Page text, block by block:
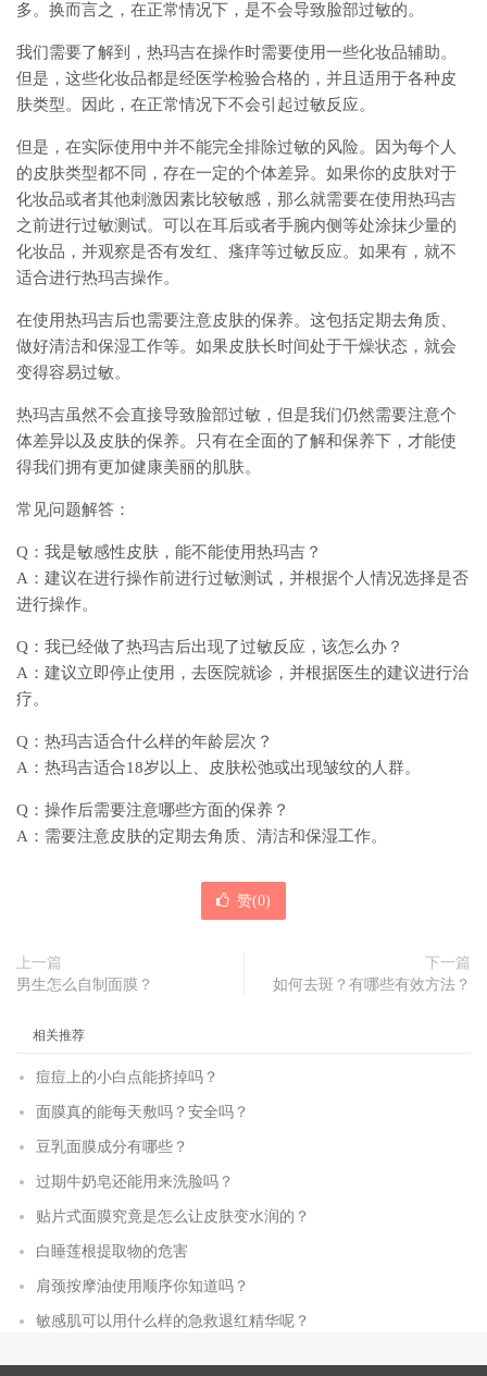
多。换而言之，在正常情况下，是不会导致脸部过敏的。
我们需要了解到，热玛吉在操作时需要使用一些化妆品辅助。
但是，这些化妆品都是经医学检验合格的，并且适用于各种皮
肤类型。因此，在正常情况下不会引起过敏反应。
但是，在实际使用中并不能完全排除过敏的风险。因为每个人
的皮肤类型都不同，存在一定的个体差异。如果你的皮肤对于
化妆品或者其他刺激因素比较敏感，那么就需要在使用热玛吉
之前进行过敏测试。可以在耳后或者手腕内侧等处涂抹少量的
化妆品，并观察是否有发红、瘙痒等过敏反应。如果有，就不
适合进行热玛吉操作。
在使用热玛吉后也需要注意皮肤的保养。这包括定期去角质、
做好清洁和保湿工作等。如果皮肤长时间处于干燥状态，就会
变得容易过敏。
热玛吉虽然不会直接导致脸部过敏，但是我们仍然需要注意个
体差异以及皮肤的保养。只有在全面的了解和保养下，才能使
得我们拥有更加健康美丽的肌肤。
常见问题解答：
Q：我是敏感性皮肤，能不能使用热玛吉？
A：建议在进行操作前进行过敏测试，并根据个人情况选择是否
进行操作。
Q：我已经做了热玛吉后出现了过敏反应，该怎么办？
A：建议立即停止使用，去医院就诊，并根据医生的建议进行治
疗。
Q：热玛吉适合什么样的年龄层次？
A：热玛吉适合18岁以上、皮肤松弛或出现皱纹的人群。
Q：操作后需要注意哪些方面的保养？
A：需要注意皮肤的定期去角质、清洁和保湿工作。
赞(0)
上一篇
男生怎么自制面膜？
下一篇
如何去斑？有哪些有效方法？
相关推荐
痘痘上的小白点能挤掉吗？
面膜真的能每天敷吗？安全吗？
豆乳面膜成分有哪些？
过期牛奶皂还能用来洗脸吗？
贴片式面膜究竟是怎么让皮肤变水润的？
白睡莲根提取物的危害
肩颈按摩油使用顺序你知道吗？
敏感肌可以用什么样的急救退红精华呢？